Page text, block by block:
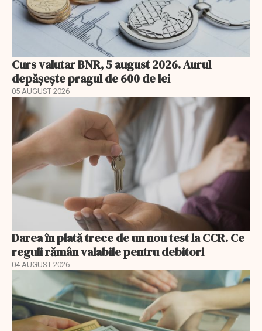
Curs valutar BNR, 5 august 2026. Aurul
depășește pragul de 600 de lei
05 AUGUST 2026
Darea în plată trece de un nou test la CCR. Ce
reguli rămân valabile pentru debitori
04 AUGUST 2026